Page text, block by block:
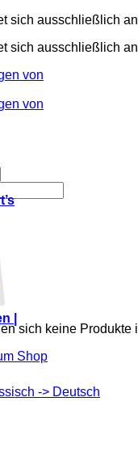
sich ausschließlich
sich ausschließlich
sich keine Produkte
Shop
|
-> Deutsch